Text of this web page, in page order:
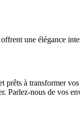
une élégance
prêts à transformer
Parlez-nous de vos